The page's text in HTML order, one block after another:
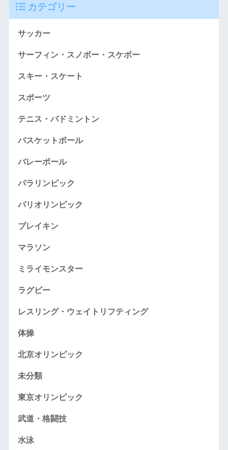
カテゴリー
サッカー
サーフィン・スノボー・スケボー
スキー・スケート
スポーツ
テニス・バドミントン
バスケットボール
バレーボール
パラリンピック
パリオリンピック
ブレイキン
マラソン
ミライモンスター
ラグビー
レスリング・ウェイトリフティング
体操
北京オリンピック
未分類
東京オリンピック
武道・格闘技
水泳